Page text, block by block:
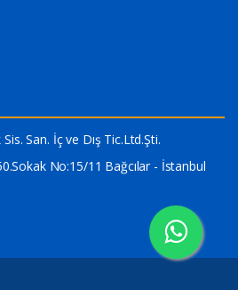
San. İç ve Dış Tic.Ltd.Şti.
No:15/11 Bağcılar - İstanbul